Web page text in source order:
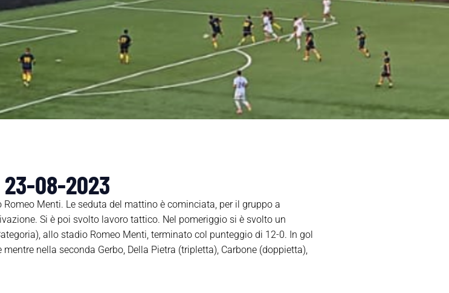
08-2023
Menti. Le seduta del mattino è cominciata, per il gruppo a
Si è poi svolto lavoro tattico. Nel pomeriggio si è svolto un
allo stadio Romeo Menti, terminato col punteggio di 12-0. In gol
nella seconda Gerbo, Della Pietra (tripletta), Carbone (doppietta),